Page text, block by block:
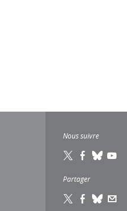
Nous suivre
Partager